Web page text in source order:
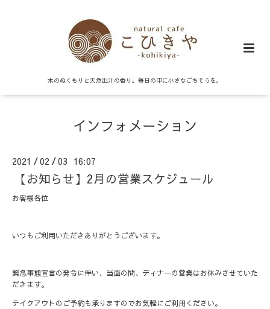
木のぬくもりと天然出汁の香り。毎日の中に小さなごちそうを。
インフォメーション
2021 /02 /03 16:07
【お知らせ】2月の営業スケジュール
お客様各位
いつもご利用いただきありがとうございます。
緊急事態宣言の発令に伴い、当面の間、ディナーの営業はお休みさせていた
だきます。
テイクアウトのご予約も承りますのでお気軽にご利用ください。